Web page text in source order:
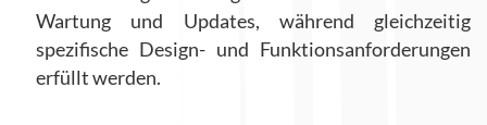
Wartung und Updates, während gleichzeitig
spezifische Design- und Funktionsanforderungen
erfüllt werden.